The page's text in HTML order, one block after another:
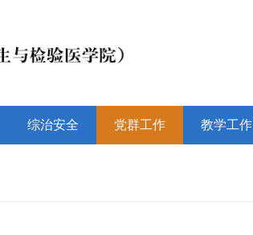
综治安全 党群工作 教学工作